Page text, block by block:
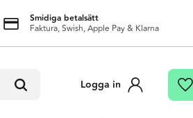
Smidiga betalsätt
Faktura, Swish, Apple Pay & Klarna
Logga in